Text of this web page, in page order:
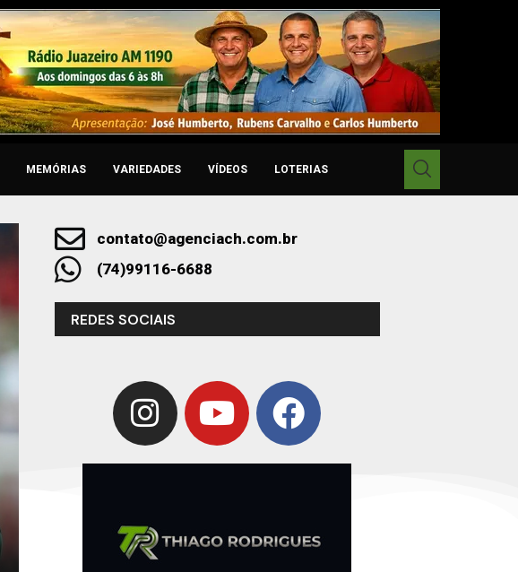
MEMÓRIAS VARIEDADES VÍDEOS LOTERIAS
contato@agenciach.com.br
(74)99116-6688
REDES SOCIAIS